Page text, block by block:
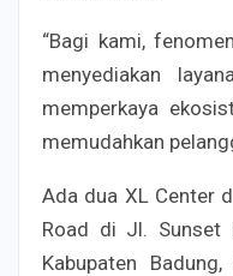
“Bagi kami,
menyediakan
memperkaya
memudahkan
Ada dua XL Center
Road di Jl. Sunset
Kabupaten